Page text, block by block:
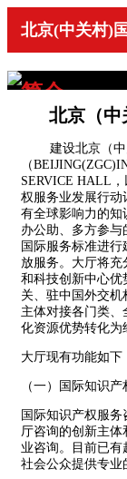
北京(中关村)
简介
北京（中
建设北京（中
（
SERVICE HALL
权服务业发展行动
有全球影响力的知
办公助、多方参
国际服务标准进行
放服务。大厅将充
和科技创新中心优
关、驻中国外交
主体对接各门类
化资源优势转化为
大厅现有功能如下
（一）国际知识
国际知识产权服
厅咨询的创新主
业咨询。目前已有
社会公众提供专业